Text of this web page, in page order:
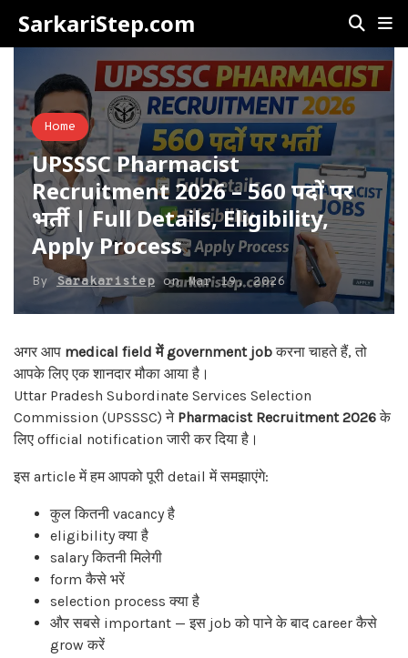
SarkariStep.com
Home
UPSSSC Pharmacist
Recruitment 2026 – 560 पदों पर
भर्ती | Full Details, Eligibility,
Apply Process
By Sarakaristep onMar 19, 2026
अगर आप medical field में government jobकरना चाहते हैं, तो
आपके लिए एक शानदार मौका आया है।
Uttar Pradesh Subordinate Services Selection
Commission (UPSSSC) ने Pharmacist Recruitment 2026के
लिए official notification जारी कर दिया है।
इस article में हम आपको पूरी detail में समझाएंगे:
कुल कितनी vacancy है
eligibility क्या है
salary कितनी मिलेगी
form कैसे भरें
selection process क्या है
और सबसे important — इस job को पाने के बाद career कैसे
grow करें